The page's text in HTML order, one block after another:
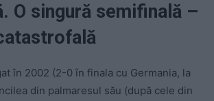
O singură semifinală –
în 2002 (2-0 în finala cu Germania, la
din palmaresul său (după cele din